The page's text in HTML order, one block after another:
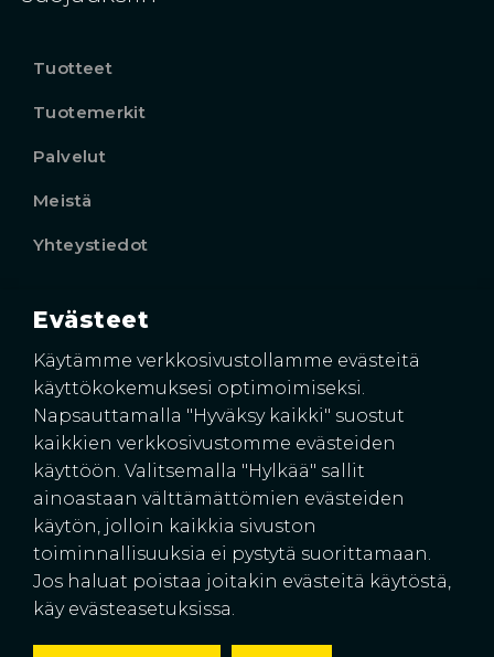
Tuotteet
Tuotemerkit
Palvelut
Meistä
Yhteystiedot
Käyntiosoite
Harkkoraudantie 4
00700 HELSINKI
© 2026 Suomen Rakennussuojat Oy
Evästeet
Käytämme verkkosivustollamme evästeitä
käyttökokemuksesi optimoimiseksi.
Napsauttamalla "Hyväksy kaikki" suostut
kaikkien verkkosivustomme evästeiden
käyttöön. Valitsemalla "Hylkää" sallit
ainoastaan välttämättömien evästeiden
käytön, jolloin kaikkia sivuston
toiminnallisuuksia ei pystytä suorittamaan.
Jos haluat poistaa joitakin evästeitä käytöstä,
käy evästeasetuksissa.